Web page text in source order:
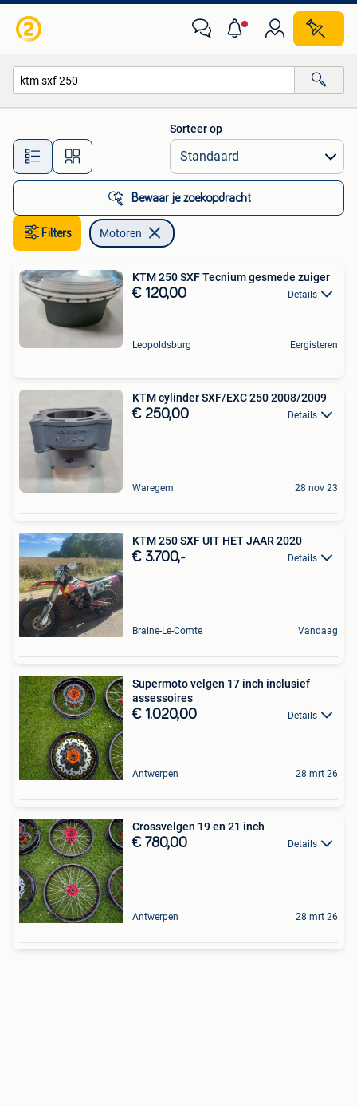
Alle afstanden…
Sorteer op
Bewaar je zoekopdracht
Filters Motoren
KTM 250 SXF Tecnium gesmede zuiger
€ 120,00 Details
Leopoldsburg Eergisteren
KTM cylinder SXF/EXC 250 2008/2009
€ 250,00 Details
Waregem 28 nov 23
KTM 250 SXF UIT HET JAAR 2020
€ 3.700,- Details
Braine-Le-Comte Vandaag
Supermoto velgen 17 inch inclusief
assessoires
€ 1.020,00 Details
Antwerpen 28 mrt 26
Crossvelgen 19 en 21 inch
€ 780,00 Details
Antwerpen 28 mrt 26